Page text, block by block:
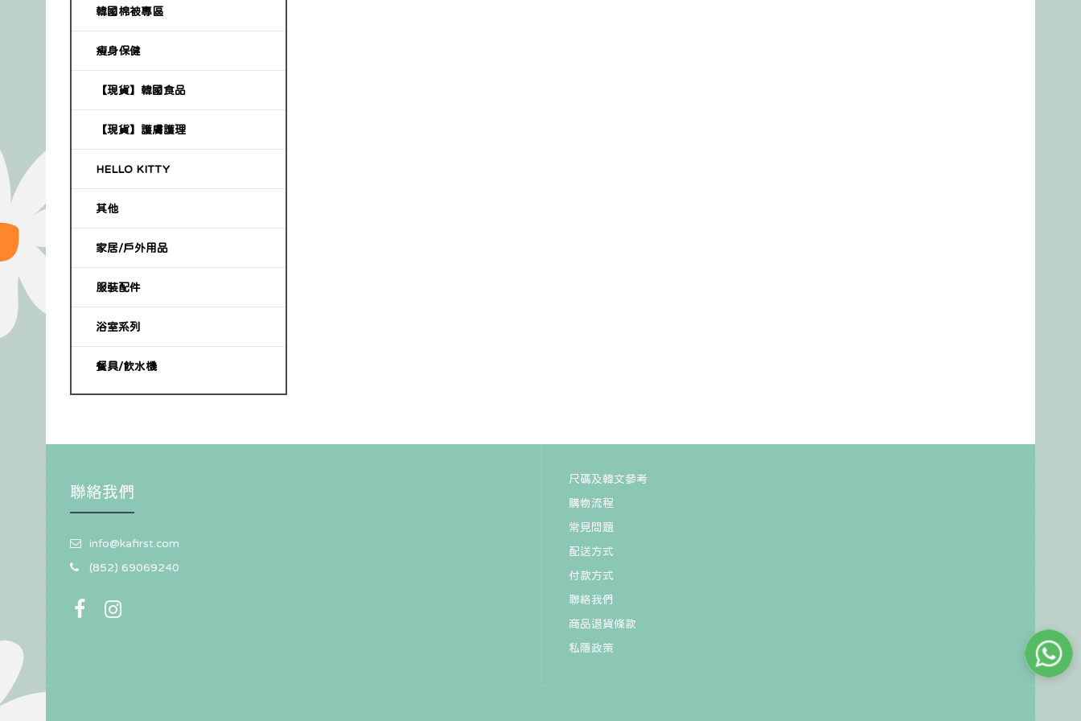
韓國棉被專區
瘦身保健
【現貨】韓國食品
【現貨】護膚護理
HELLO KITTY
其他
家居/戶外用品
服裝配件
浴室系列
餐具/飲水機
韓國 Forment x Hello Kitty
HK$275
聯絡我們
info@kafirst.com
(852) 69069240
尺碼及韓文參考
購物流程
常見問題
配送方式
付款方式
聯絡我們
商品退貨條款
私隱政策